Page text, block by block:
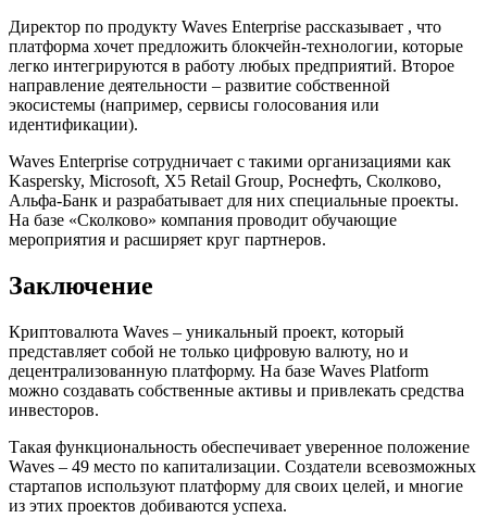
Директор по продукту Waves Enterprise рассказывает , что
платформа хочет предложить блокчейн-технологии, которые
легко интегрируются в работу любых предприятий. Второе
направление деятельности – развитие собственной
экосистемы (например, сервисы голосования или
идентификации).
Waves Enterprise сотрудничает с такими организациями как
Kaspersky, Microsoft, X5 Retail Group, Роснефть, Сколково,
Альфа-Банк и разрабатывает для них специальные проекты.
На базе «Сколково» компания проводит обучающие
мероприятия и расширяет круг партнеров.
Заключение
Криптовалюта Waves – уникальный проект, который
представляет собой не только цифровую валюту, но и
децентрализованную платформу. На базе Waves Platform
можно создавать собственные активы и привлекать средства
инвесторов.
Такая функциональность обеспечивает уверенное положение
Waves – 49 место по капитализации. Создатели всевозможных
стартапов используют платформу для своих целей, и многие
из этих проектов добиваются успеха.